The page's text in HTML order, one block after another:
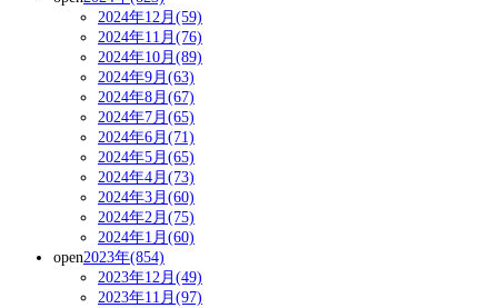
2024年12月(59)
2024年11月(76)
2024年10月(89)
2024年9月(63)
2024年8月(67)
2024年7月(65)
2024年6月(71)
2024年5月(65)
2024年4月(73)
2024年3月(60)
2024年2月(75)
2024年1月(60)
open2023年(854)
2023年12月(49)
2023年11月(97)